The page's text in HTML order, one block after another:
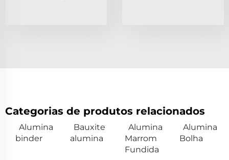
Categorias de produtos relacionados
Alumina
binder
Bauxite
alumina
Alumina
Marrom
Fundida
Alumina
Bolha